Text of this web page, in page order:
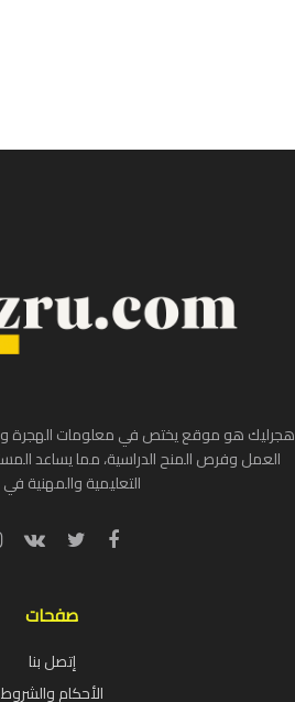
هجرليك هو موقع يختص في معلومات الهجرة
العمل وفرص المنح الدراسية، مما يساعد
التعليمية والمهنية في
صفحات
إتصل بنا
الأحكام والشروط